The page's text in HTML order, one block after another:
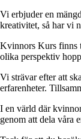
Vi erbjuder en
kreativitet, så har vi
Kvinnors Kurs finns
olika perspektiv
Vi strävar efter att
erfarenheter.
I en värld där
genom att dela våra